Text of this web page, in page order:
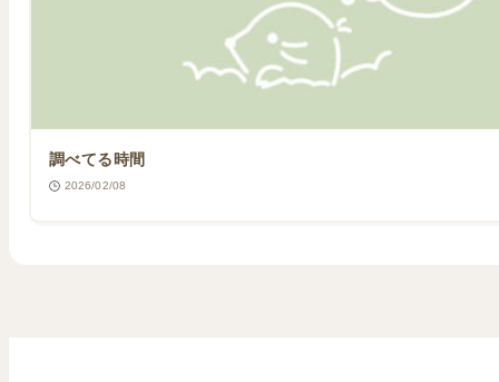
調べてる時間
2026/02/08